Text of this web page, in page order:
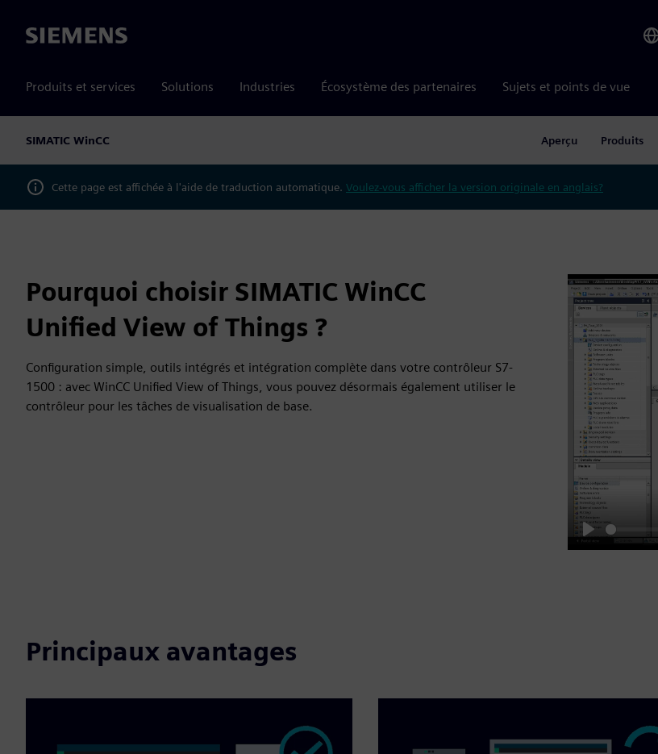
Siemens
Produits et services Solutions Industries Écosystème des partenaires Sujets et points de vue
SIMATIC WinCC Aperçu Produits
Cette page est affichée à l'aide de traduction automatique. Voulez-vous afficher la version originale en anglais?
Pourquoi choisir SIMATIC WinCC
Unified View of Things ?
Configuration simple, outils intégrés et intégration complète dans votre contrôleur S7-
1500 : avec WinCC Unified View of Things, vous pouvez désormais également utiliser le
contrôleur pour les tâches de visualisation de base.
Play
Principaux avantages